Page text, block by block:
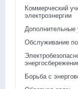
Коммерческий
электроэнергии
Дополнительные
Обслуживание
Борьба с